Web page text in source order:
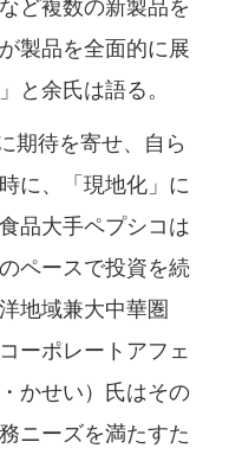
ど複数の新製品を
製品を全面的に展
と余氏は語る。
期待を寄せ、自ら
に、「現地化」に
品大手ペプシコは
ペースで投資を続
地域兼大中華圏
ーポレートアフェ
かせい）氏はその
ニーズを満たすた